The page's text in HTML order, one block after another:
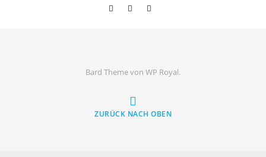
Bard Theme von WP Royal.
ZURÜCK NACH OBEN